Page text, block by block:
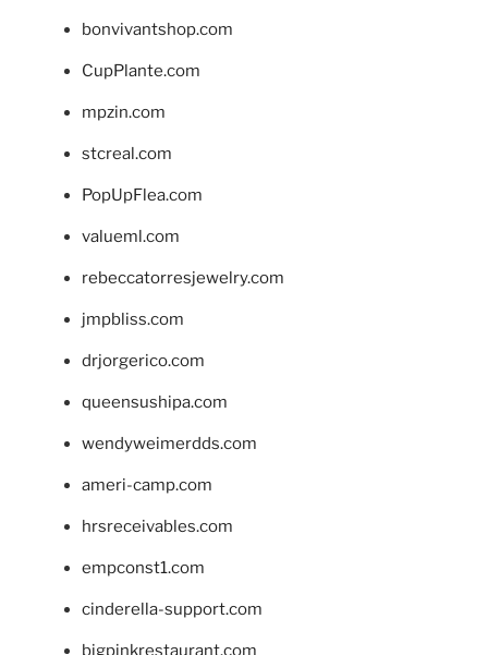
bonvivantshop.com
CupPlante.com
mpzin.com
stcreal.com
PopUpFlea.com
valueml.com
rebeccatorresjewelry.com
jmpbliss.com
drjorgerico.com
queensushipa.com
wendyweimerdds.com
ameri-camp.com
hrsreceivables.com
empconst1.com
cinderella-support.com
bigpinkrestaurant.com